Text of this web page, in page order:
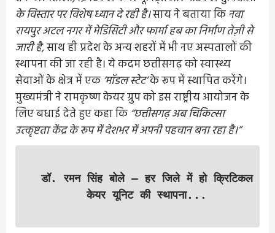
के विस्तार पर विशेष ध्यान दे रही है।साय ने बताया कि नवा
रायपुर अटल नगर में मेडिसिटी और फार्मा हब का निर्माण तेज़ी से
जारी है,साथ ही प्रदेश के अन्य शहरों में भी नए अस्पतालों की
स्थापना की जा रही है। ये कदम छत्तीसगढ़ को स्वास्थ्य
सेवाओं के क्षेत्र में एक ‘मॉडल स्टेट’के रूप में स्थापित करेंगे।
मुख्यमंत्री ने रामकृष्ण केयर ग्रुप को इस राष्ट्रीय आयोजन के
लिए बधाई देते हुए कहा कि “छत्तीसगढ़ अब चिकित्सा
उत्कृष्टता केंद्र के रूप में देशभर में अपनी पहचान बना रहा है।”
डॉ. रमन सिंह बोले – हर जिले में हो क्रिटिकल
केयर यूनिट की स्थापना...